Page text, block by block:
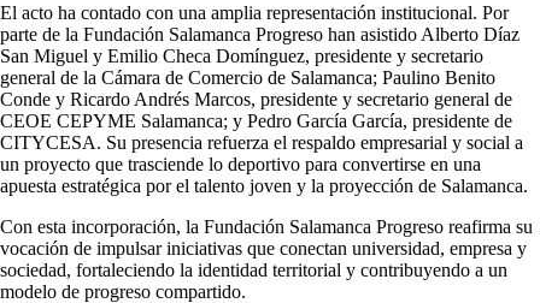
El acto ha contado con una amplia representación institucional. Por
parte de la Fundación Salamanca Progreso han asistido Alberto Díaz
San Miguel y Emilio Checa Domínguez, presidente y secretario
general de la Cámara de Comercio de Salamanca; Paulino Benito
Conde y Ricardo Andrés Marcos, presidente y secretario general de
CEOE CEPYME Salamanca; y Pedro García García, presidente de
CITYCESA. Su presencia refuerza el respaldo empresarial y social a
un proyecto que trasciende lo deportivo para convertirse en una
apuesta estratégica por el talento joven y la proyección de Salamanca.
Con esta incorporación, la Fundación Salamanca Progreso reafirma su
vocación de impulsar iniciativas que conectan universidad, empresa y
sociedad, fortaleciendo la identidad territorial y contribuyendo a un
modelo de progreso compartido.